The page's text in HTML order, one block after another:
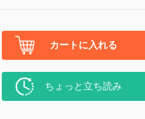
カートに入れる
ちょっと立ち読み